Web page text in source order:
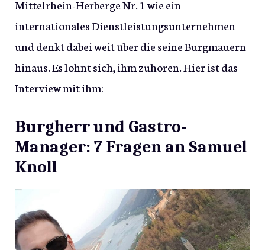
Mittelrhein-Herberge Nr. 1 wie ein
internationales Dienstleistungsunternehmen
und denkt dabei weit über die seine Burgmauern
hinaus. Es lohnt sich, ihm zuhören. Hier ist das
Interview mit ihm:
Burgherr und Gastro-
Manager: 7 Fragen an Samuel
Knoll